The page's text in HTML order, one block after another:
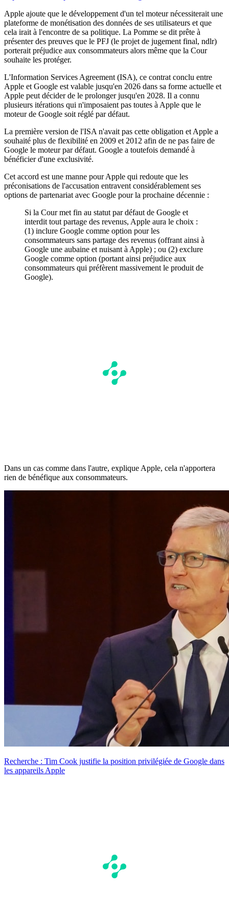
Apple ajoute que le développement d'un tel moteur nécessiterait une
plateforme de monétisation des données de ses utilisateurs et que
cela irait à l'encontre de sa politique. La Pomme se dit prête à
présenter des preuves que le PFJ (le projet de jugement final, ndlr)
porterait préjudice aux consommateurs alors même que la Cour
souhaite les protéger.
L'Information Services Agreement (ISA), ce contrat conclu entre
Apple et Google est valable jusqu'en 2026 dans sa forme actuelle et
Apple peut décider de le prolonger jusqu'en 2028. Il a connu
plusieurs itérations qui n'imposaient pas toutes à Apple que le
moteur de Google soit réglé par défaut.
La première version de l'ISA n'avait pas cette obligation et Apple a
souhaité plus de flexibilité en 2009 et 2012 afin de ne pas faire de
Google le moteur par défaut. Google a toutefois demandé à
bénéficier d'une exclusivité.
Cet accord est une manne pour Apple qui redoute que les
préconisations de l'accusation entravent considérablement ses
options de partenariat avec Google pour la prochaine décennie :
Si la Cour met fin au statut par défaut de Google et
interdit tout partage des revenus, Apple aura le choix :
(1) inclure Google comme option pour les
consommateurs sans partage des revenus (offrant ainsi à
Google une aubaine et nuisant à Apple) ; ou (2) exclure
Google comme option (portant ainsi préjudice aux
consommateurs qui préfèrent massivement le produit de
Google).
Dans un cas comme dans l'autre, explique Apple, cela n'apportera
rien de bénéfique aux consommateurs.
Recherche : Tim Cook justifie la position privilégiée de Google dans
les appareils Apple